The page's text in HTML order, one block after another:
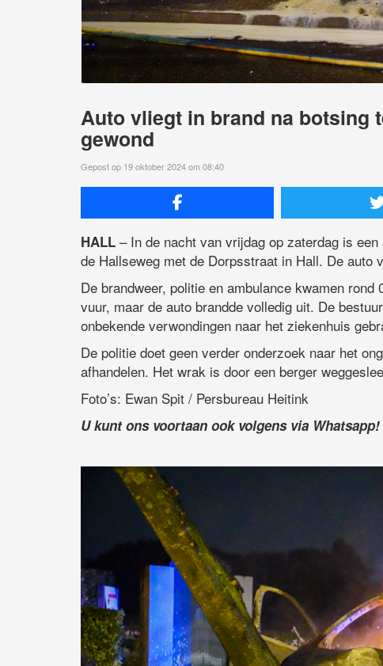
Auto vliegt in brand na botsing
gewond
Gepost op 19 oktober 2024 om 08:40
HALL – In de nacht van vrijdag op zaterdag is
de Hallseweg met de Dorpsstraat in Hall. De auto
De brandweer, politie en ambulance kwamen
vuur, maar de auto brandde volledig uit. De
onbekende verwondingen naar het ziekenhuis
De politie doet geen verder onderzoek naar het
afhandelen. Het wrak is door een berger
Foto’s: Ewan Spit / Persbureau Heitink
U kunt ons voortaan ook volgens via Whatsapp!